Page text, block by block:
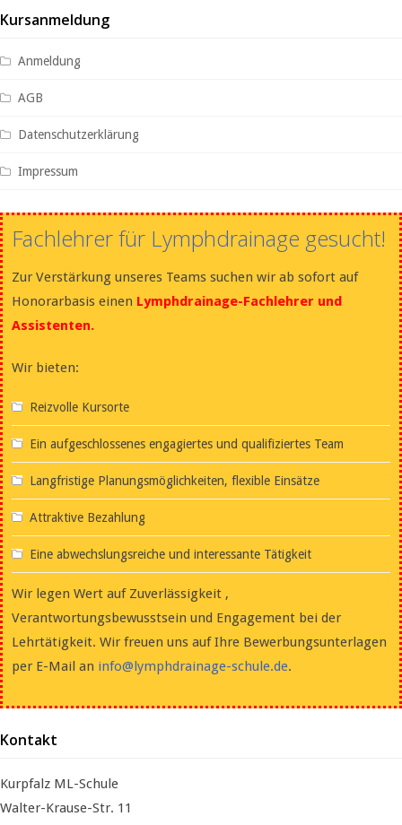
Kursanmeldung
Anmeldung
AGB
Datenschutzerklärung
Impressum
Fachlehrer für Lymphdrainage gesucht!
Zur Verstärkung unseres Teams suchen wir ab sofort auf
Honorarbasis einen Lymphdrainage-Fachlehrer und
Assistenten.
Wir bieten:
Reizvolle Kursorte
Ein aufgeschlossenes engagiertes und qualifiziertes Team
Langfristige Planungsmöglichkeiten, flexible Einsätze
Attraktive Bezahlung
Eine abwechslungsreiche und interessante Tätigkeit
Wir legen Wert auf Zuverlässigkeit ,
Verantwortungsbewusstsein und Engagement bei der
Lehrtätigkeit. Wir freuen uns auf Ihre Bewerbungsunterlagen
per E-Mail an info@lymphdrainage-schule.de.
Kontakt
Kurpfalz ML-Schule
Walter-Krause-Str. 11